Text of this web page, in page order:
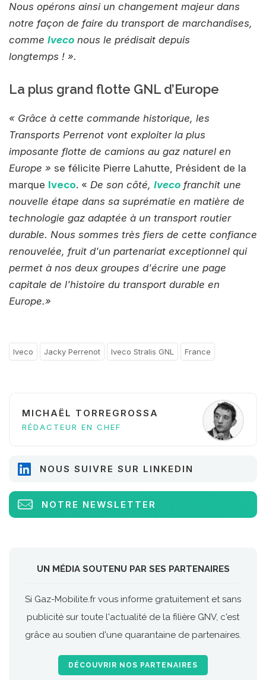
Nous opérons ainsi un changement majeur dans
notre façon de faire du transport de marchandises,
comme Iveco nous le prédisait depuis
longtemps ! ».
La plus grand flotte GNL d’Europe
« Grâce à cette commande historique, les
Transports Perrenot vont exploiter la plus
imposante flotte de camions au gaz naturel en
Europe » se félicite Pierre Lahutte, Président de la
marque Iveco. « De son côté, Iveco franchit une
nouvelle étape dans sa suprématie en matière de
technologie gaz adaptée à un transport routier
durable. Nous sommes très fiers de cette confiance
renouvelée, fruit d'un partenariat exceptionnel qui
permet à nos deux groupes d'écrire une page
capitale de l'histoire du transport durable en
Europe.»
Iveco Jacky Perrenot Iveco Stralis GNL France
MICHAËL TORREGROSSA
RÉDACTEUR EN CHEF
NOUS SUIVRE SUR LINKEDIN
NOTRE NEWSLETTER
UN MÉDIA SOUTENU PAR SES PARTENAIRES
Si Gaz-Mobilite.fr vous informe gratuitement et sans
publicité sur toute l'actualité de la filière GNV, c'est
grâce au soutien d'une quarantaine de partenaires.
DÉCOUVRIR NOS PARTENAIRES